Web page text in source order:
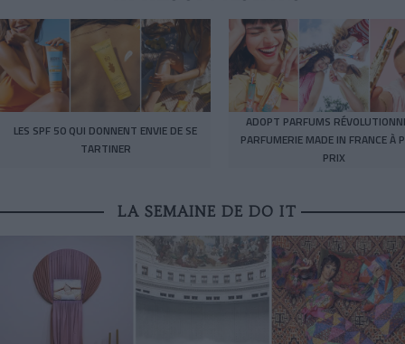
LES SPF 50 QUI DONNENT ENVIE DE SE
TARTINER
ADOPT PARFUMS
PARFUMERIE MADE IN FRANCE À
PRIX
LA SEMAINE DE DO IT